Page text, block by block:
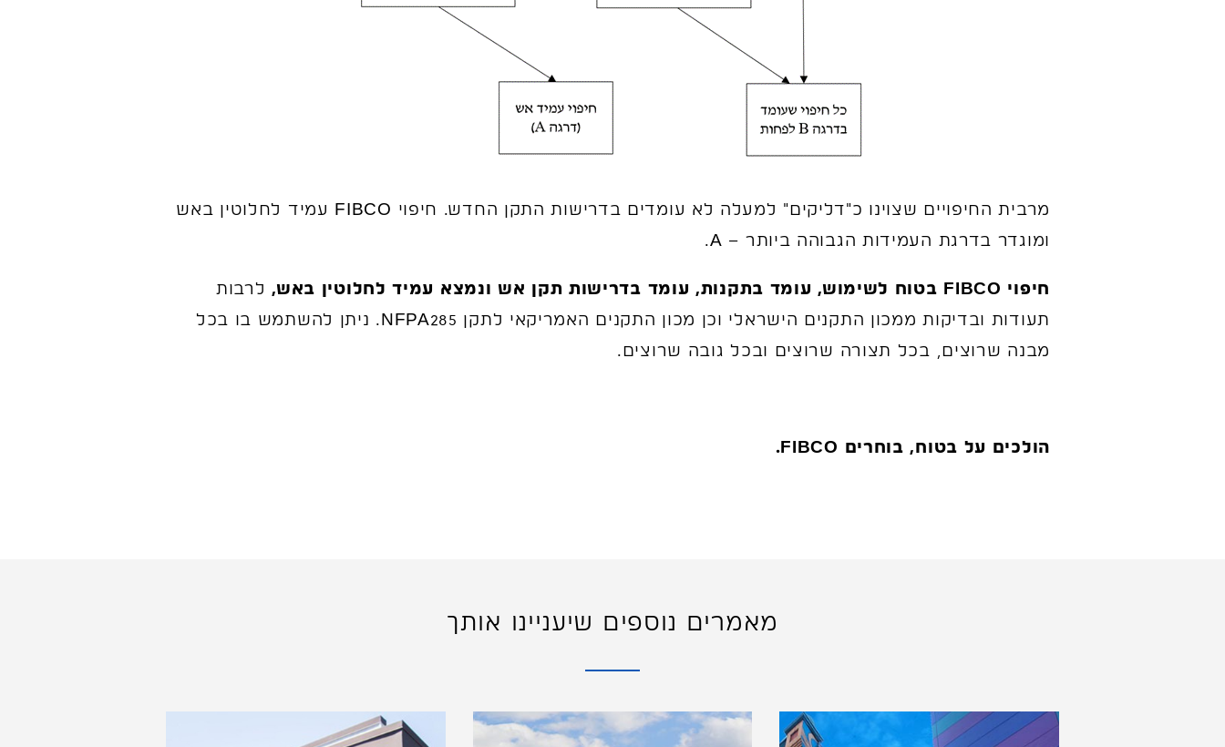
מרבית החיפויים שצוינו כ"דליקים" למעלה לא עומדים בדרישות התקן החדש. חיפוי FIBCO עמיד לחלוטין באש
ומוגדר בדרגת העמידות הגבוהה ביותר – A.
חיפוי FIBCO בטוח לשימוש, עומד בתקנות, עומד בדרישות תקן אש ונמצא עמיד לחלוטין באש,
לרבות
תעודות ובדיקות ממכון התקנים הישראלי וכן מכון התקנים האמריקאי לתקן NFPA285. ניתן להשתמש בו בכל
מבנה שרוצים, בכל תצורה שרוצים ובכל גובה שרוצים.
הולכים על בטוח, בוחרים FIBCO.
מאמרים נוספים שיעניינו אותך